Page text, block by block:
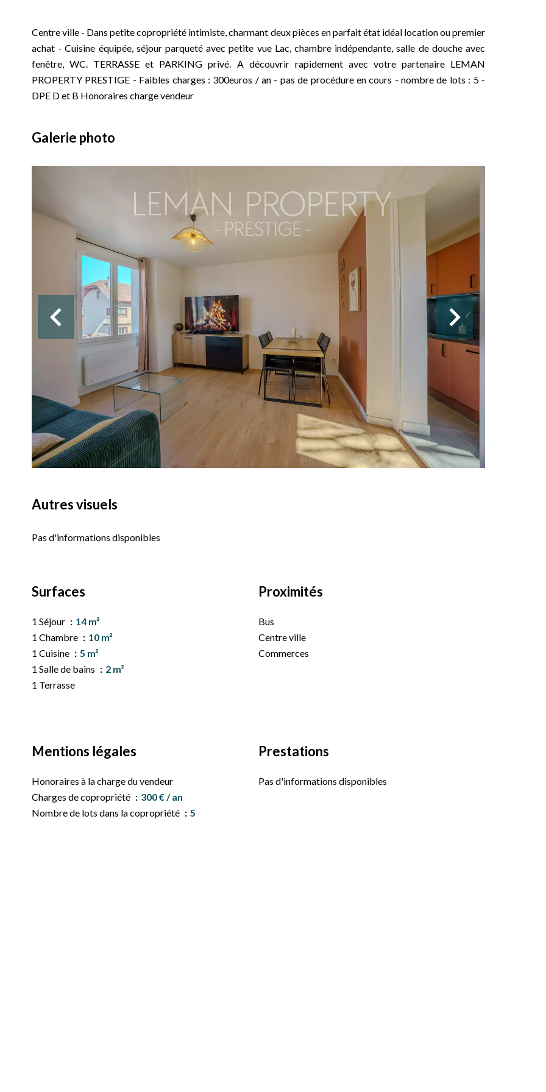
Centre ville - Dans petite copropriété intimiste, charmant deux pièces en parfait état idéal location ou premier
achat - Cuisine équipée, séjour parqueté avec petite vue Lac, chambre indépendante, salle de douche avec
fenêtre, WC. TERRASSE et PARKING privé. A découvrir rapidement avec votre partenaire LEMAN
PROPERTY PRESTIGE - Faibles charges : 300euros / an - pas de procédure en cours - nombre de lots : 5 -
DPE D et B Honoraires charge vendeur
Galerie photo
Autres visuels
Pas d'informations disponibles
Surfaces
1 Séjour
14 m²
1 Chambre
10 m²
1 Cuisine
5 m²
1 Salle de bains
2 m²
1 Terrasse
Proximités
Bus
Centre ville
Commerces
Mentions légales
Honoraires à la charge du vendeur
Charges de copropriété
300 € / an
Nombre de lots dans la copropriété
5
Prestations
Pas d'informations disponibles